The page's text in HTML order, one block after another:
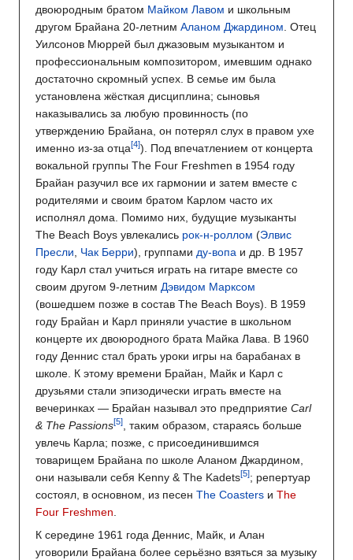
двоюродным братом Майком Лавом и школьным
другом Брайана 20-летним Аланом Джардином . Отец
Уилсонов Мюррей был джазовым музыкантом и
профессиональным композитором, имевшим однако
достаточно скромный успех. В семье им была
установлена жёсткая дисциплина; сыновья
наказывались за любую провинность (по
утверждению Брайана, он потерял слух в правом ухе
именно из-за отца
). Под впечатлением от концерта
вокальной группы The Four Freshmen в 1954 году
Брайан разучил все их гармонии и затем вместе с
родителями и своим братом Карлом часто их
исполнял дома. Помимо них, будущие музыканты
The Beach Boys увлекались рок-н-роллом (Элвис
Пресли
Чак Берри), группами ду-вопа и др. В 1957
году Карл стал учиться играть на гитаре вместе со
своим другом 9-летним Дэвидом Марксом
(вошедшем позже в состав The Beach Boys). В 1959
году Брайан и Карл приняли участие в школьном
концерте их двоюродного брата Майка Лава. В 1960
году Деннис стал брать уроки игры на барабанах в
школе. К этому времени Брайан, Майк и Карл с
друзьями стали эпизодически играть вместе на
вечеринках — Брайан называл это предприятие Carl
& The Passions
, таким образом, стараясь больше
увлечь Карла; позже, с присоединившимся
товарищем Брайана по школе Аланом Джардином,
они называли себя Kenny & The Kadets
; репертуар
состоял, в основном, из песен The Coasters и The
Four Freshmen
К середине 1961 года Деннис, Майк, и Алан
уговорили Брайана более серьёзно взяться за музыку